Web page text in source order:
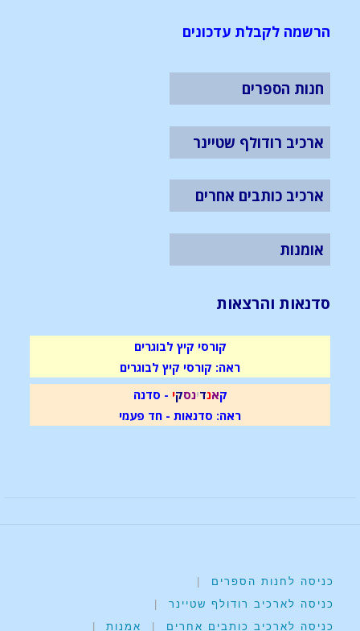
הרשמה לקבלת עדכונים
חנות הספרים
ארכיב רודולף שטיינר
ארכיב כותבים אחרים
אומנות
סדנאות והרצאות
קורסי קיץ לבוגרים
ראה: קורסי קיץ לבוגרים
קאנדינסקי - סדנה
ראה: סדנאות - חד פעמי
כניסה לחנות הספרים
כניסה לארכיב רודולף שטיינר
כניסה לארכיב כותבים אחרים
אמנות